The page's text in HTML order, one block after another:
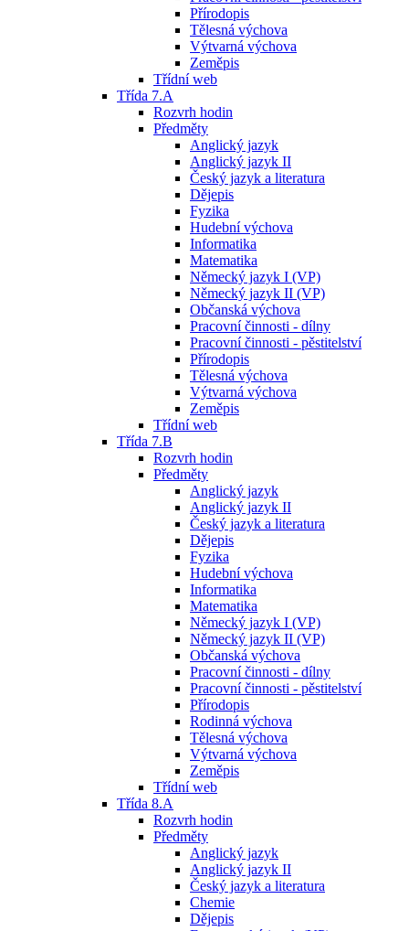
Přírodopis
Tělesná výchova
Výtvarná výchova
Zeměpis
Třídní web
Třída 7.A
Rozvrh hodin
Předměty
Anglický jazyk
Anglický jazyk II
Český jazyk a literatura
Dějepis
Fyzika
Hudební výchova
Informatika
Matematika
Německý jazyk I (VP)
Německý jazyk II (VP)
Občanská výchova
Pracovní činnosti - dílny
Pracovní činnosti - pěstitelství
Přírodopis
Tělesná výchova
Výtvarná výchova
Zeměpis
Třídní web
Třída 7.B
Rozvrh hodin
Předměty
Anglický jazyk
Anglický jazyk II
Český jazyk a literatura
Dějepis
Fyzika
Hudební výchova
Informatika
Matematika
Německý jazyk I (VP)
Německý jazyk II (VP)
Občanská výchova
Pracovní činnosti - dílny
Pracovní činnosti - pěstitelství
Přírodopis
Rodinná výchova
Tělesná výchova
Výtvarná výchova
Zeměpis
Třídní web
Třída 8.A
Rozvrh hodin
Předměty
Anglický jazyk
Anglický jazyk II
Český jazyk a literatura
Chemie
Dějepis